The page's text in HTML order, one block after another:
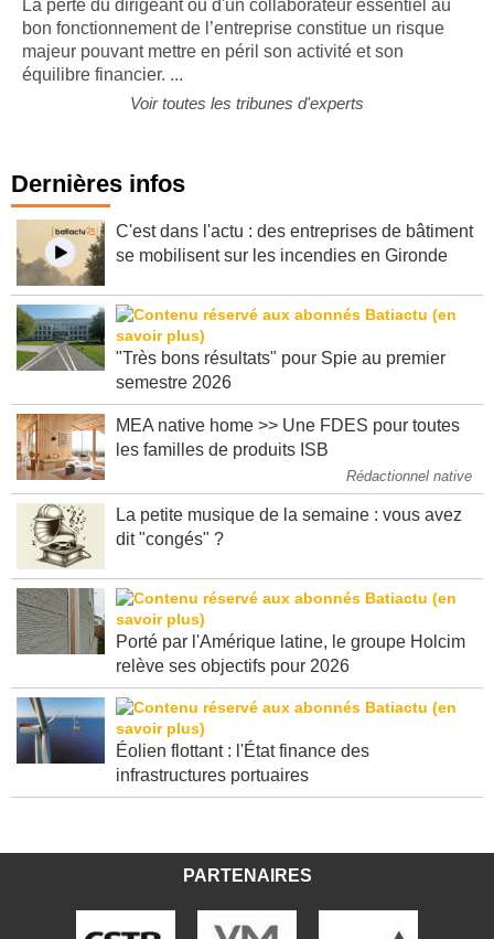
La perte du dirigeant ou d'un collaborateur essentiel au
bon fonctionnement de l’entreprise constitue un risque
majeur pouvant mettre en péril son activité et son
Dernières infos
C'est dans l'actu : des entreprises de bâtiment
"Très bons résultats" pour Spie au premier
MEA native home >> Une FDES pour toutes
Rédactionnel native
La petite musique de la semaine : vous avez
Porté par l'Amérique latine, le groupe Holcim
Éolien flottant : l'État finance des